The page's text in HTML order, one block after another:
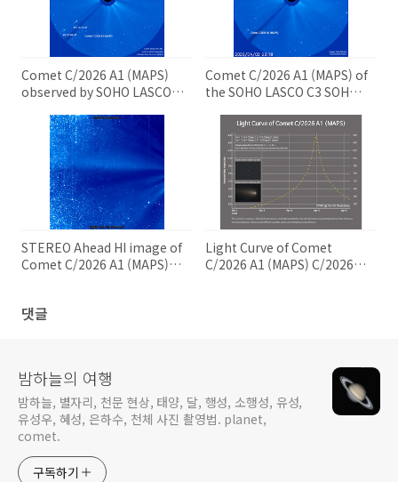
Comet C/2026 A1 (MAPS)
observed by SOHO LASCO
C/2026 A1 혜성
Comet C/2026 A1 (MAPS) of
the SOHO LASCO C3 SOHO
A1 혜성
STEREO Ahead HI image of
Comet C/2026 A1 (MAPS)
Light Curve of Comet
C/2026 A1 (MAPS) C/2026
댓글
밤하늘의 여행
밤하늘, 별자리, 천문 현상, 태양, 달, 행성, 소행성, 유성,
유성우, 혜성, 은하수, 천체 사진 촬영법. planet,
comet.
구독하기